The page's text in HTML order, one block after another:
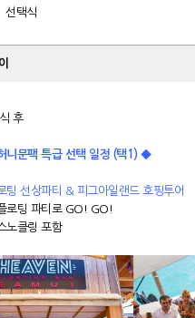
선택식
후
니문팩 특급 선택 일정 (택1) ◆
팅 선상파티 & 피그아일랜드 호핑투어
로팅 파티로 GO! GO!
노클링 포함